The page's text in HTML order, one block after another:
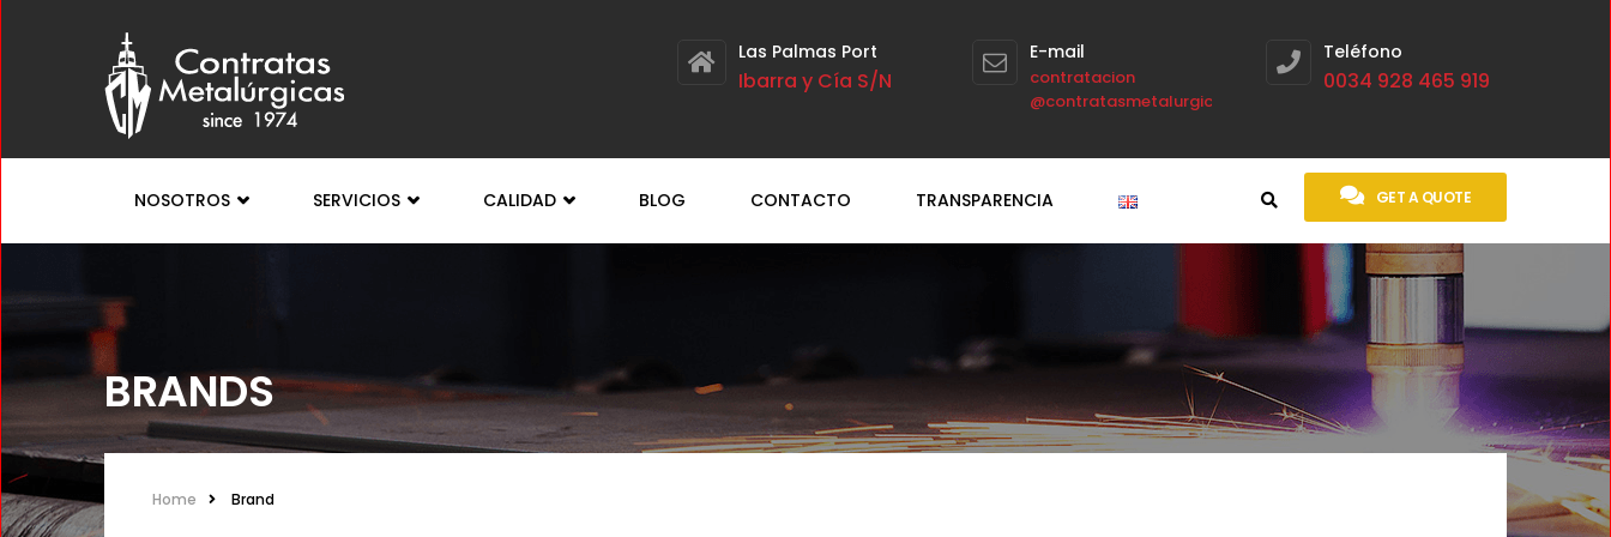
Teléfono
0034 928 465 919
E-mail
contratacion
@contratasmetalurgicas.com
Las Palmas Port
Ibarra y Cía S/N
NOSOTROS SERVICIOS CALIDAD BLOG CONTACTO TRANSPARENCIA GET A QUOTE
BRANDS
Home Brand